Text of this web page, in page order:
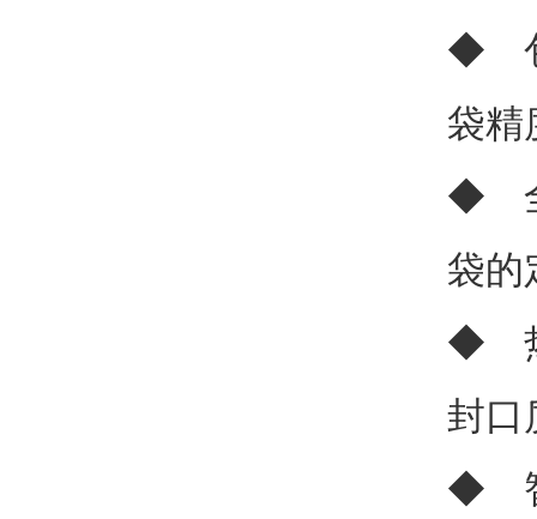
◆ 包
袋精
◆ 全
袋的
◆ 热
封口
◆ 智